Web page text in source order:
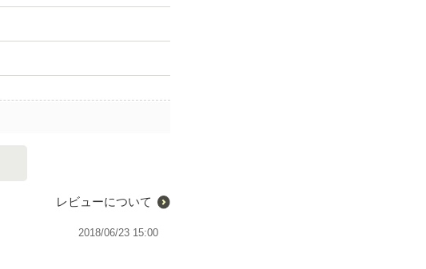
レビューについて
2018/06/23 15:00